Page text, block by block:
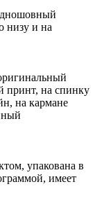
низу и на
принт, на спинку
на кармане
упакована в
имеет